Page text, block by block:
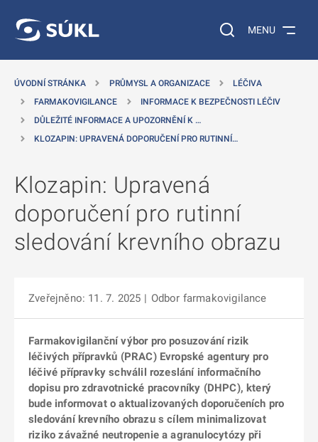
Vyhledávání na
MENU
ÚVODNÍ STRÁNKA PRŮMYSL A ORGANIZACE
LÉČIVA
FARMAKOVIGILANCE
INFORMACE K BEZPEČNOSTI LÉČIV
DŮLEŽITÉ INFORMACE A UPOZORNĚNÍ K …
KLOZAPIN: UPRAVENÁ DOPORUČENÍ PRO RUTINNÍ…
Klozapin: Upravená
doporučení pro rutinní
sledování krevního obrazu
Zveřejněno: 11. 7. 2025 | Odbor farmakovigilance
Farmakovigilanční výbor pro posuzování rizik
léčivých přípravků (PRAC) Evropské agentury pro
léčivé přípravky schválil rozeslání informačního
dopisu pro zdravotnické pracovníky (DHPC), který
bude informovat o aktualizovaných doporučeních pro
sledování krevního obrazu s cílem minimalizovat
riziko závažné neutropenie a agranulocytózy při